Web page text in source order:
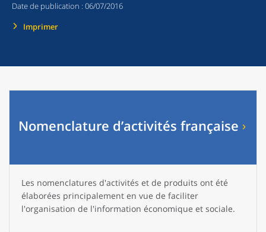
Date de publication : 06/07/2016
Imprimer
Nomenclature d’activités française
Les nomenclatures d'activités et de produits ont été
élaborées principalement en vue de faciliter
l'organisation de l'information économique et sociale.